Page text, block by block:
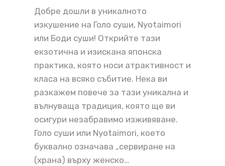
Добре дошли в уникалното
изкушение на Голо суши, Nyotaimori
или Боди суши! Открийте тази
екзотична и изискана японска
практика, която носи атрактивност и
класа на всяко събитие. Нека ви
разкажем повече за тази уникална и
вълнуваща традиция, която ще ви
осигури незабравимо изживяване.
Голо суши или Nyotaimori, което
буквално означава „сервиране на
(храна) върху женско…